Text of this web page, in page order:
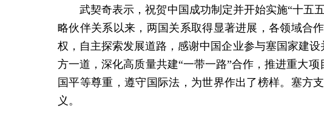
武契奇表示，祝贺中国成功制定并开始实施“十五
略伙伴关系以来，两国关系取得显著进展，各领域合
权，自主探索发展道路，感谢中国企业参与塞国家建
方一道，深化高质量共建“一带一路”合作，推进重大
国平等尊重，遵守国际法，为世界作出了榜样。塞方
义。